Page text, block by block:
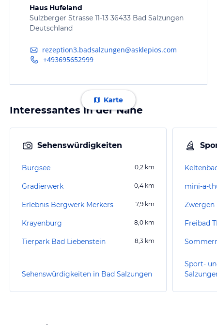
Haus Hufeland
Sulzberger Strasse 11-13 36433 Bad Salzungen
Deutschland
rezeption3.badsalzungen@asklepios.com
+493695652999
Karte
Interessantes in der Nähe
Sehenswürdigkeiten
Burgsee 0,2 km
Gradierwerk 0,4 km
Erlebnis Bergwerk Merkers 7,9 km
Krayenburg 8,0 km
Tierpark Bad Liebenstein 8,3 km
Sehenswürdigkeiten in Bad Salzungen
mini-a-
Zwergen
Freibad
Sport-